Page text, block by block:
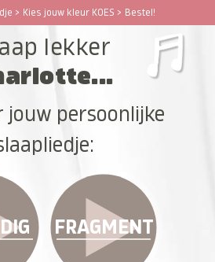
> Kies jouw kleur KOES > Bestel!
lekker
jouw persoonlijke
FRAGMENT